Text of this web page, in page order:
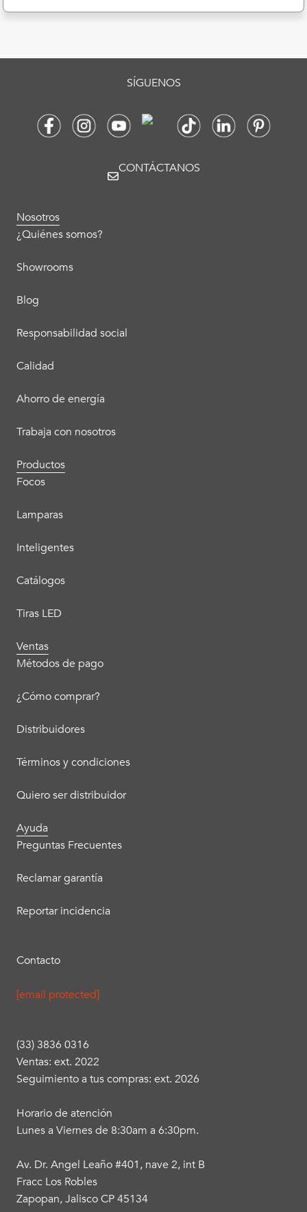
Nosotros
¿Quiénes somos?
Showrooms
Blog
Responsabilidad social
Calidad
Ahorro de energía
Trabaja con nosotros
Productos
Focos
Lamparas
Inteligentes
Catálogos
Tiras LED
Ventas
Métodos de pago
¿Cómo comprar?
Distribuidores
Términos y condiciones
Quiero ser distribuidor
Ayuda
Preguntas Frecuentes
Reclamar garantía
Reportar incidencia
SÍGUENOS
Contacto
[email protected]
(33) 3836 0316
Ventas: ext. 2022
Seguimiento a tus compras: ext. 2026
Horario de atención
Lunes a Viernes de 8:30am a 6:30pm.
Av. Dr. Angel Leaño #401, nave 2, int B
Fracc Los Robles
Zapopan, Jalisco CP 45134
CONTÁCTANOS